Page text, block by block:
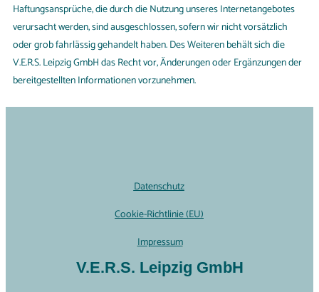
Haftungsansprüche, die durch die Nutzung unseres Internetangebotes
verursacht werden, sind ausgeschlossen, sofern wir nicht vorsätzlich
oder grob fahrlässig gehandelt haben. Des Weiteren behält sich die
V.E.R.S. Leipzig GmbH das Recht vor, Änderungen oder Ergänzungen der
bereitgestellten Informationen vorzunehmen.
Datenschutz
Cookie-Richtlinie (EU)
Impressum
V.E.R.S. Leipzig GmbH